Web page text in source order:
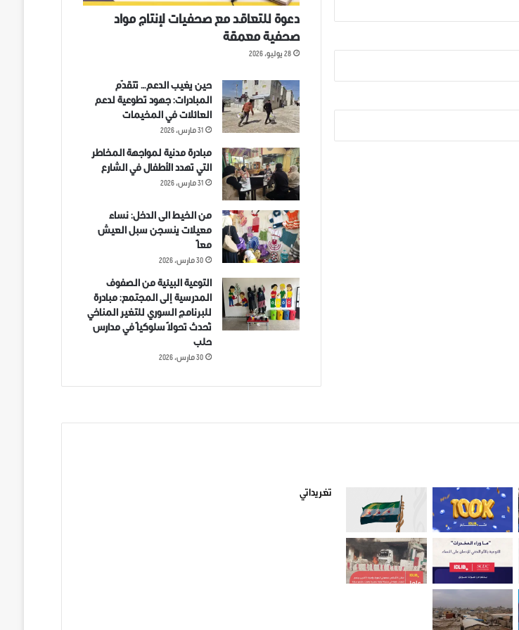
دعوة للتعاقد مع صحفيات لإنتاج مواد
صحفية معمقة
28 يوليو، 2026
حين يغيب الدعم… تتقدّم
المبادرات: جهود تطوعية لدعم
العائلات في المخيمات
31 مارس، 2026
مبادرة مدنية لمواجهة المخاطر
التي تهدد الأطفال في الشارع
31 مارس، 2026
من الخيط الى الدخل: نساء
معيلات ينسجن سبل العيش
معاً
30 مارس، 2026
التوعية البيئية من الصفوف
المدرسية إلى المجتمع: مبادرة
للبرنامج السوري للتغير المناخي
تُحدث تحولاً سلوكياً في مدارس
حلب
30 مارس، 2026
تغريداتي